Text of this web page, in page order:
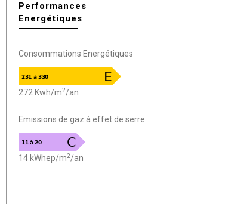
Performances
Energétiques
Consommations Energétiques
272 Kwh/m2/an
Emissions de gaz à effet de serre
14 kWhep/m2/an